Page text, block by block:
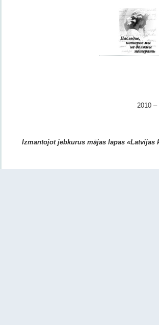
2010 –
Izmantojot jebkurus mājas lapas